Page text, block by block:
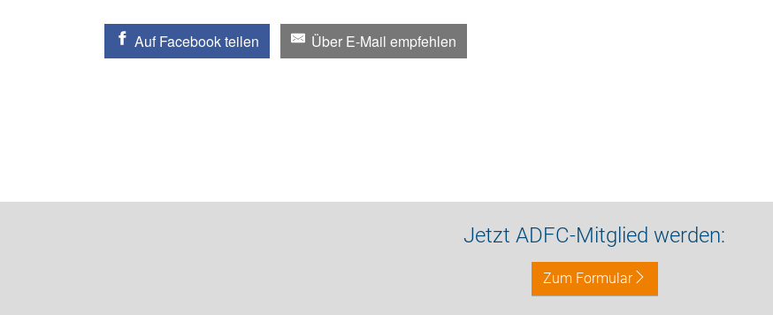
Auf Facebook teilen Über E-Mail empfehlen
Jetzt ADFC-Mitglied werden:
Zum Formular